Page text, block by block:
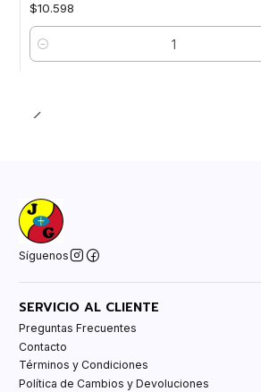
$10.598
Cantidad
Síguenos
SERVICIO AL CLIENTE
Preguntas Frecuentes
Contacto
Términos y Condiciones
Política de Cambios y Devoluciones